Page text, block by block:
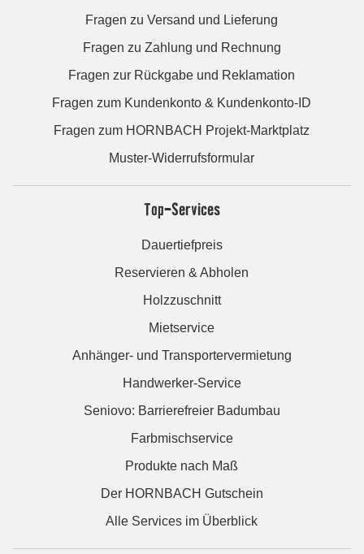
Fragen zu Versand und Lieferung
Fragen zu Zahlung und Rechnung
Fragen zur Rückgabe und Reklamation
Fragen zum Kundenkonto & Kundenkonto-ID
Fragen zum HORNBACH Projekt-Marktplatz
Muster-Widerrufsformular
Top-Services
Dauertiefpreis
Reservieren & Abholen
Holzzuschnitt
Mietservice
Anhänger- und Transportervermietung
Handwerker-Service
Seniovo: Barrierefreier Badumbau
Farbmischservice
Produkte nach Maß
Der HORNBACH Gutschein
Alle Services im Überblick